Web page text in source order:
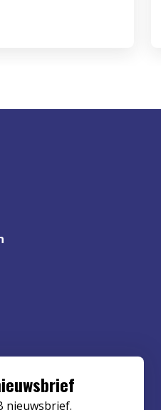
nieuwsbrief.